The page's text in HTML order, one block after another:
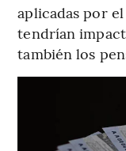
aplicadas por
tendrían
también los